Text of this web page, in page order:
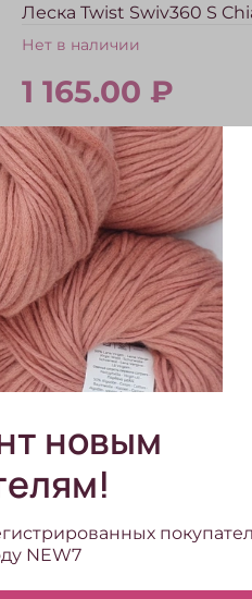
Нет в наличии
1 165.00 ₽
В избранное
Леска Twist Swiv360 S
новым
NEW7